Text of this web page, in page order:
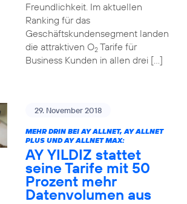
Freundlichkeit. Im aktuellen
Ranking für das
Geschäftskundensegment landen
die attraktiven O2Tarife für
Business Kunden in allen drei […]
29. November 2018
MEHR DRIN BEI AY ALLNET, AY ALLNET
PLUS UND AY ALLNET MAX:
AY YILDIZ stattet
seine Tarife mit 50
Prozent mehr
Datenvolumen aus